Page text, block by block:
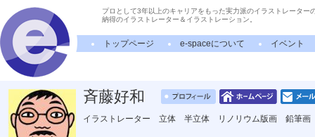
プロとして3年以上のキャリアをもった実力派のイラストレーター
納得のイラストレーター＆イラストレーション。
トップページ e-spaceについて イベント
斉藤好和
イラストレーター 立体 半立体 リノリウム版画 鉛筆画